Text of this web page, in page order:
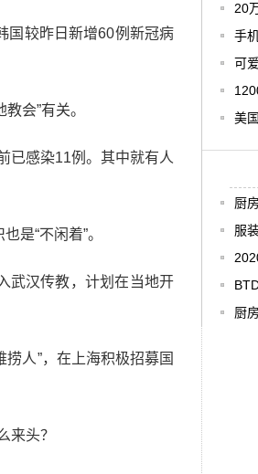
国较昨日新增60例新冠病
会”有关。
已感染11例。其中就有人
是“不闲着”。
武汉传教，计划在当地开
人”，在上海积极招募国
来头？
20
手
可
美
厨
服
厨